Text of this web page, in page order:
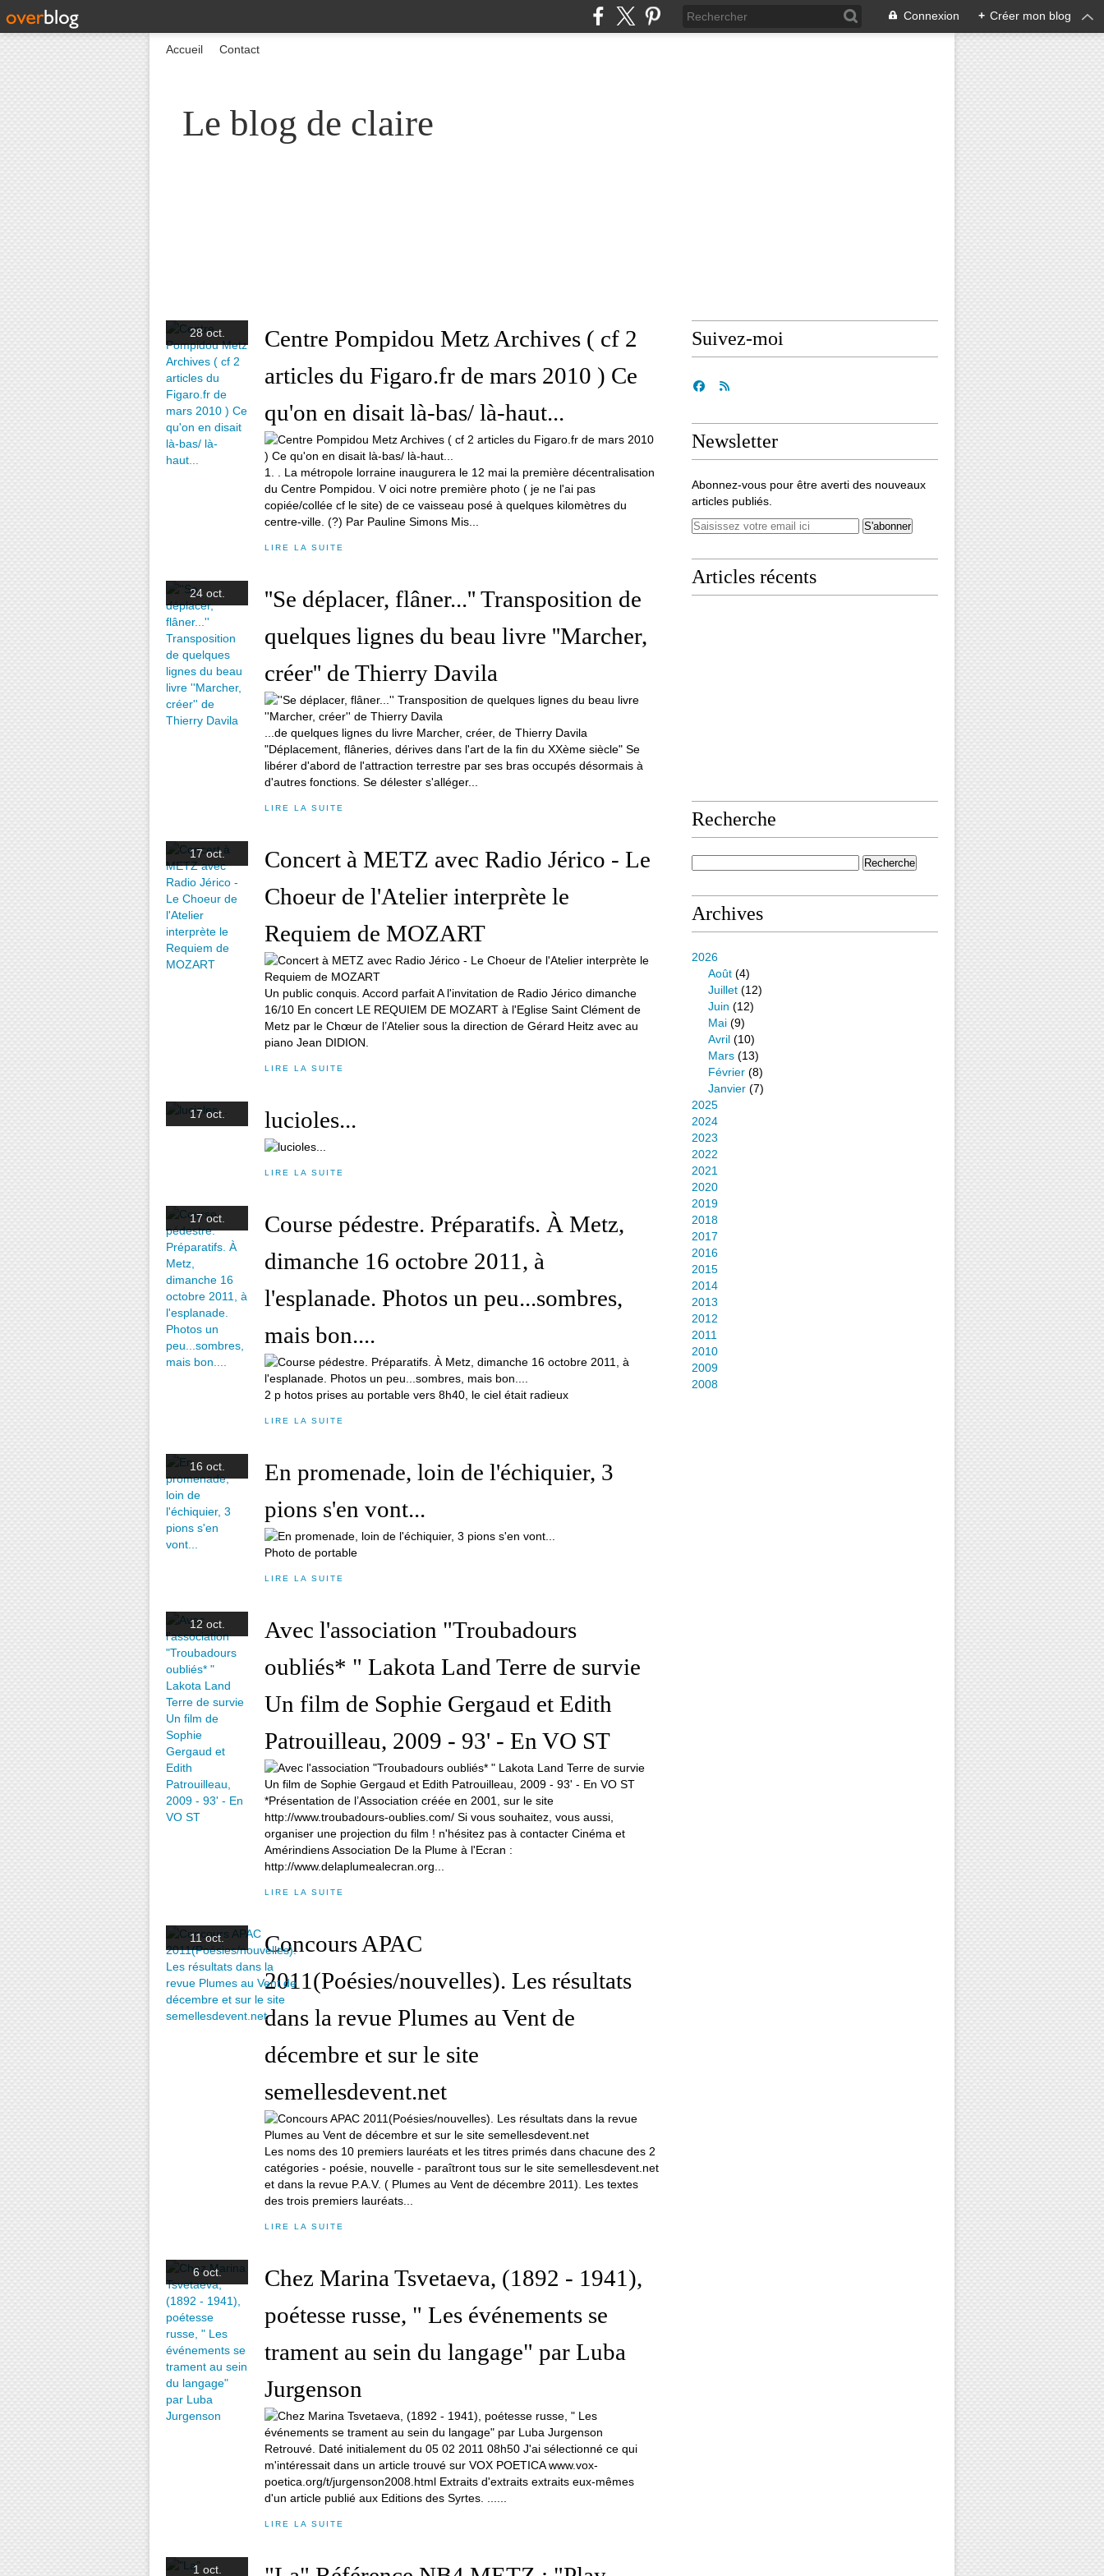
Connexion + Créer mon blog
Le blog de claire
Accueil Contact
28 oct.
Centre Pompidou Metz Archives ( cf 2
articles du Figaro.fr de mars 2010 ) Ce
qu'on en disait là-bas/ là-haut...
1. . La métropole lorraine inaugurera le 12 mai la première décentralisation
du Centre Pompidou. V oici notre première photo ( je ne l'ai pas
copiée/collée cf le site) de ce vaisseau posé à quelques kilomètres du
centre-ville. (?) Par Pauline Simons Mis...
LIRE LA SUITE
24 oct.
''Se déplacer, flâner...'' Transposition de
quelques lignes du beau livre ''Marcher,
créer'' de Thierry Davila
...de quelques lignes du livre Marcher, créer, de Thierry Davila
"Déplacement, flâneries, dérives dans l'art de la fin du XXème siècle" Se
libérer d'abord de l'attraction terrestre par ses bras occupés désormais à
d'autres fonctions. Se délester s'alléger...
LIRE LA SUITE
17 oct.
Concert à METZ avec Radio Jérico - Le
Choeur de l'Atelier interprète le
Requiem de MOZART
Un public conquis. Accord parfait A l'invitation de Radio Jérico dimanche
16/10 En concert LE REQUIEM DE MOZART à l'Eglise Saint Clément de
Metz par le Chœur de l’Atelier sous la direction de Gérard Heitz avec au
piano Jean DIDION.
LIRE LA SUITE
17 oct. lucioles...
LIRE LA SUITE
17 oct.
Course pédestre. Préparatifs. À Metz,
dimanche 16 octobre 2011, à
l'esplanade. Photos un peu...sombres,
mais bon....
2 p hotos prises au portable vers 8h40, le ciel était radieux
LIRE LA SUITE
16 oct.
En promenade, loin de l'échiquier, 3
pions s'en vont...
Photo de portable
LIRE LA SUITE
12 oct.
Avec l'association "Troubadours
oubliés* " Lakota Land Terre de survie
Un film de Sophie Gergaud et Edith
Patrouilleau, 2009 - 93' - En VO ST
*Présentation de l’Association créée en 2001, sur le site
http://www.troubadours-oublies.com/ Si vous souhaitez, vous aussi,
organiser une projection du film ! n'hésitez pas à contacter Cinéma et
Amérindiens Association De la Plume à l'Ecran :
http://www.delaplumealecran.org...
LIRE LA SUITE
11 oct.
Concours APAC
2011(Poésies/nouvelles). Les résultats
dans la revue Plumes au Vent de
décembre et sur le site
semellesdevent.net
Les noms des 10 premiers lauréats et les titres primés dans chacune des 2
catégories - poésie, nouvelle - paraîtront tous sur le site semellesdevent.net
et dans la revue P.A.V. ( Plumes au Vent de décembre 2011). Les textes
des trois premiers lauréats...
LIRE LA SUITE
6 oct.
Chez Marina Tsvetaeva, (1892 - 1941),
poétesse russe, " Les événements se
trament au sein du langage" par Luba
Jurgenson
Retrouvé. Daté initialement du 05 02 2011 08h50 J'ai sélectionné ce qui
m'intéressait dans un article trouvé sur VOX POETICA www.vox-
poetica.org/t/jurgenson2008.html Extraits d'extraits extraits eux-mêmes
d'un article publié aux Editions des Syrtes. ......
LIRE LA SUITE
1 oct.
Suivez-moi
Newsletter
Abonnez-vous pour être averti des nouveaux
articles publiés.
Articles récents
Recherche
Archives
2026
Août (4)
Juillet (12)
Juin (12)
Mai (9)
Avril (10)
Mars (13)
Février (8)
Janvier (7)
2025
2024
2023
2022
2021
2020
2019
2018
2017
2016
2015
2014
2013
2012
2011
2010
2009
2008